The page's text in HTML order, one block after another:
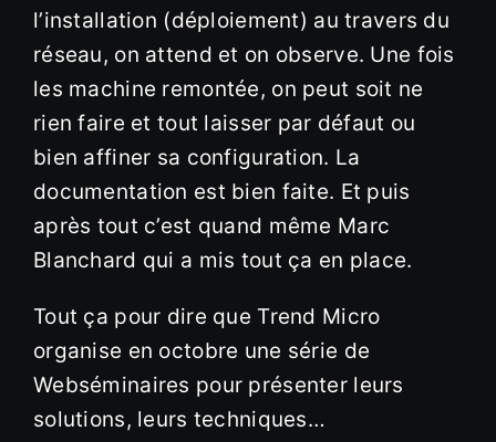
l’installation (déploiement) au travers du
réseau, on attend et on observe. Une fois
les machine remontée, on peut soit ne
rien faire et tout laisser par défaut ou
bien affiner sa configuration. La
documentation est bien faite. Et puis
après tout c’est quand même Marc
Blanchard qui a mis tout ça en place.
Tout ça pour dire que Trend Micro
organise en octobre une série de
Webséminaires pour présenter leurs
solutions, leurs techniques…